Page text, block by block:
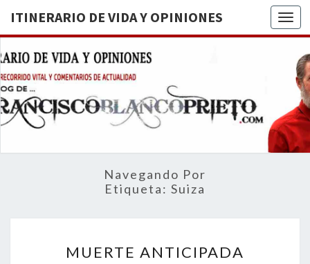
ITINERARIO DE VIDA Y OPINIONES
DE
BREVE
RECORRIDO
VITAL Y
ACTUALIDAD
Navegando Por
Etiqueta: Suiza
ANTICIPADA
MUERTE ANTICIPADA